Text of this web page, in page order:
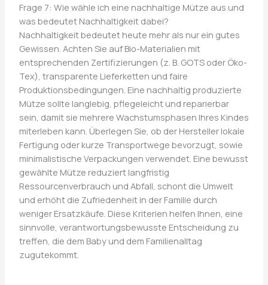
Frage 7: Wie wähle ich eine nachhaltige Mütze aus und
was bedeutet Nachhaltigkeit dabei?
Nachhaltigkeit bedeutet heute mehr als nur ein gutes
Gewissen. Achten Sie auf Bio-Materialien mit
entsprechenden Zertifizierungen (z. B. GOTS oder Öko-
Tex), transparente Lieferketten und faire
Produktionsbedingungen. Eine nachhaltig produzierte
Mütze sollte langlebig, pflegeleicht und reparierbar
sein, damit sie mehrere Wachstumsphasen Ihres Kindes
miterleben kann. Überlegen Sie, ob der Hersteller lokale
Fertigung oder kurze Transportwege bevorzugt, sowie
minimalistische Verpackungen verwendet. Eine bewusst
gewählte Mütze reduziert langfristig
Ressourcenverbrauch und Abfall, schont die Umwelt
und erhöht die Zufriedenheit in der Familie durch
weniger Ersatzkäufe. Diese Kriterien helfen Ihnen, eine
sinnvolle, verantwortungsbewusste Entscheidung zu
treffen, die dem Baby und dem Familienalltag
zugutekommt.